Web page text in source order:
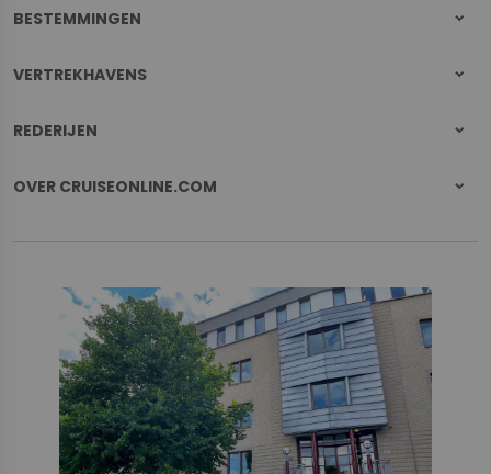
BESTEMMINGEN
VERTREKHAVENS
REDERIJEN
OVER CRUISEONLINE.COM